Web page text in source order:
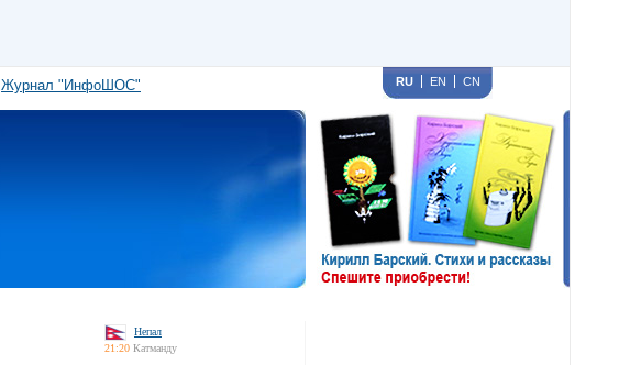
Журнал "ИнфоШОС" RU EN CN
Непал
21:20 Катманду